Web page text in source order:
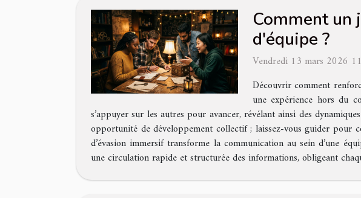
Comment
d'équipe ?
Vendredi 13 mars 2026
Découvrir comment
une expérience hors du
s’appuyer sur les autres pour avancer, révélant ainsi des
opportunité de développement collectif ; laissez-vous guider pour
d’évasion immersif transforme la communication au sein d’une
une circulation rapide et structurée des informations, obligeant